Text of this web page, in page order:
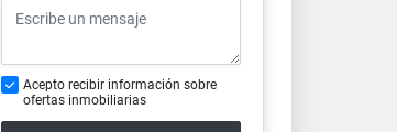
Acepto recibir información sobre
ofertas inmobiliarias